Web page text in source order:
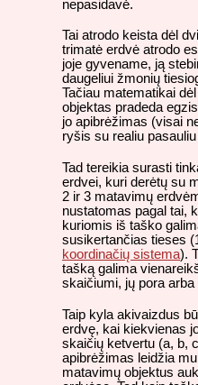
nepasidavė.
Tai atrodo keista dėl
trimatė erdvė atrodo
joje gyvename, ją
daugeliui žmonių
Tačiau matematikai
objektas pradeda
jo apibrėžimas (visai
ryšis su realiu
Tad tereikia surasti
erdvei, kuri derėtų su
2 ir 3 matavimų
nustatomas pagal tai,
kuriomis iš taško
susikertančias tieses
koordinačių sistema).
tašką galima
skaičiumi, jų pora arba
Taip kyla akivaizdus
erdvę, kai kiekvienas
skaičių ketvertu (a, b,
apibrėžimas leidžia
matavimų objektus